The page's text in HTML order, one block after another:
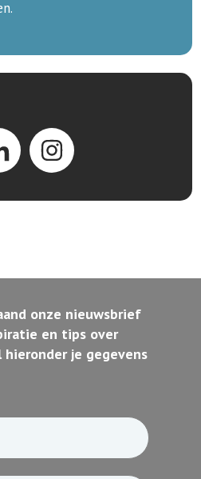
onze nieuwsbrief
en tips over
hieronder je gegevens